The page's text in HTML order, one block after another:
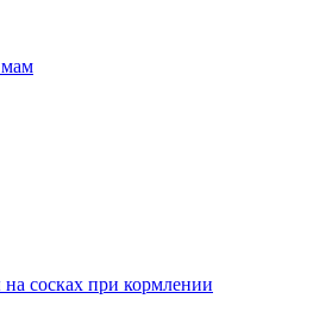
сосках при кормлении